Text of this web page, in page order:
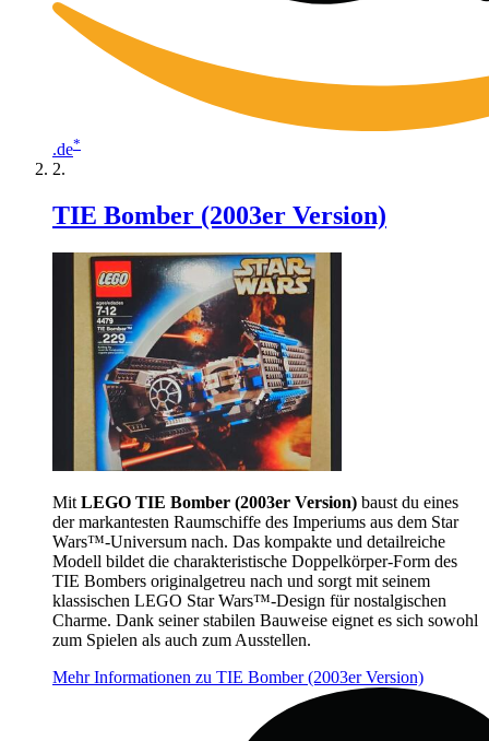
.de*
TIE Bomber (2003er Version)
Mit LEGO TIE Bomber (2003er Version) baust du eines
der markantesten Raumschiffe des Imperiums aus dem Star
Wars™-Universum nach. Das kompakte und detailreiche
Modell bildet die charakteristische Doppelkörper-Form des
TIE Bombers originalgetreu nach und sorgt mit seinem
klassischen LEGO Star Wars™-Design für nostalgischen
Charme. Dank seiner stabilen Bauweise eignet es sich sowohl
zum Spielen als auch zum Ausstellen.
Mehr Informationen zu TIE Bomber (2003er Version)